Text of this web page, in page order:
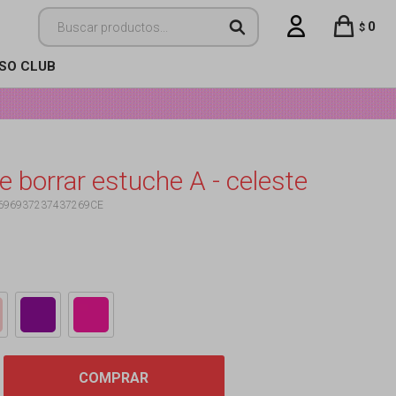
CLUB
$ 0
borrar estuche A - celeste
COMPRAR